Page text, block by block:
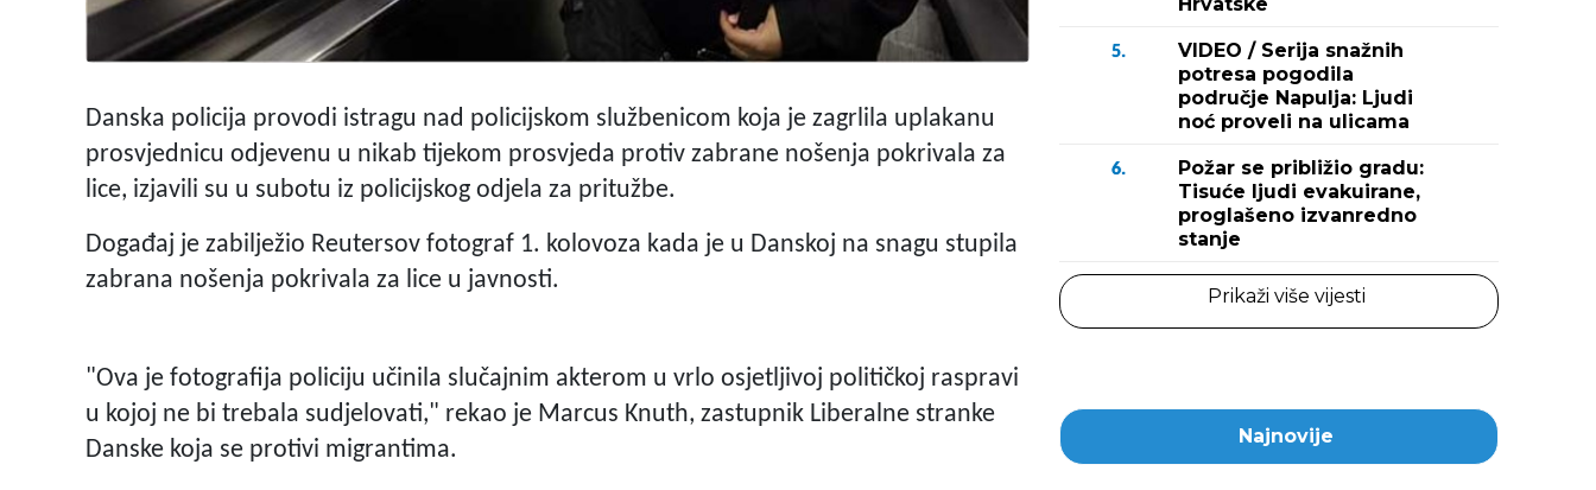
Danska policija provodi istragu nad policijskom službenicom koja je zagrlila uplakanu
prosvjednicu odjevenu u nikab tijekom prosvjeda protiv zabrane nošenja pokrivala za
lice, izjavili su u subotu iz policijskog odjela za pritužbe.
Događaj je zabilježio Reutersov fotograf 1. kolovoza kada je u Danskoj na snagu stupila
zabrana nošenja pokrivala za lice u javnosti.
"Ova je fotografija policiju učinila slučajnim akterom u vrlo osjetljivoj političkoj raspravi
u kojoj ne bi trebala sudjelovati," rekao je Marcus Knuth, zastupnik Liberalne stranke
Danske koja se protivi migrantima.
5.
VIDEO / Serija snažnih
potresa pogodila
područje Napulja: Ljudi
noć proveli na ulicama
6.
Požar se približio gradu:
Tisuće ljudi evakuirane,
proglašeno izvanredno
stanje
Prikaži više vijesti
Najnovije